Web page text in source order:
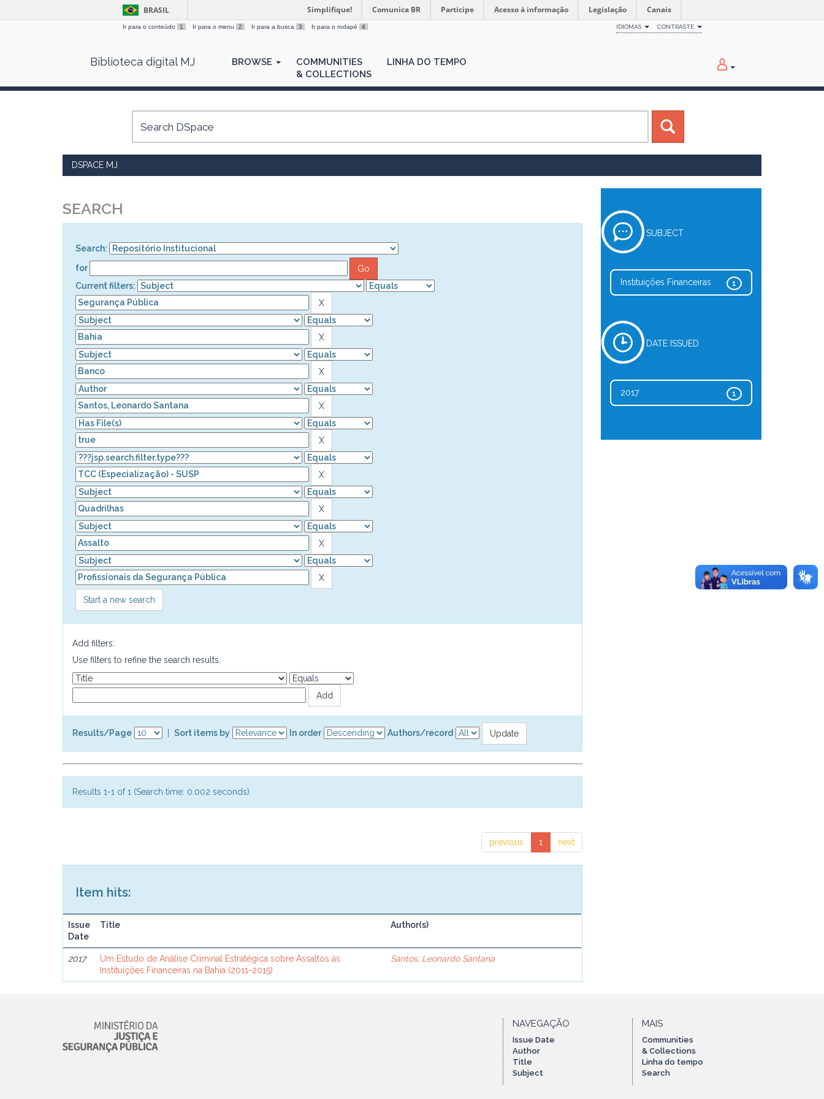
BRASIL Simplifique! Comunica BR Participe Acesso à informação Legislação Canais
Ir para o conteúdo 1 Ir para o menu 2 Ir para a busca 3 Ir para o rodapé 4 IDIOMAS CONTRASTE
Biblioteca digital MJ BROWSE
COMMUNITIES
& COLLECTIONS
LINHA DO TEMPO
DSPACE MJ
SEARCH
Search:
for
Current filters:
Start a new search
Add filters:
Use filters to refine the search results.
Results/Page Sort items by In order Authors/record
Results 1-1 of 1 (Search time: 0.002 seconds).
previous 1 next
Item hits:
Issue
Date
Title Author(s)
2017
Um Estudo de Análise Criminal Estratégica sobre Assaltos às
Instituições Financeiras na Bahia (2011-2015)
Santos, Leonardo Santana
SUBJECT
1
Instituições Financeiras
DATE ISSUED
1
2017
NAVEGAÇÃO
Issue Date
Author
Title
Subject
MAIS
Communities
& Collections
Linha do tempo
Search